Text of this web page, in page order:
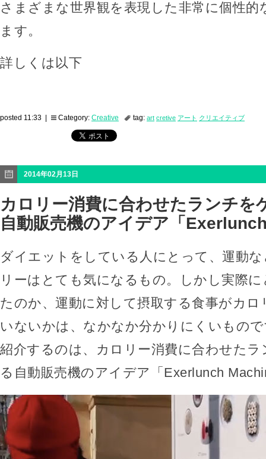
さまざまな世界観を表現した非常に個性的
ます。
詳しくは以下
posted 11:33 | Category: Creative tag: art cretive アート クリエイティブ
2014年02月13日
カロリー消費に合わせたランチを
自動販売機のアイデア「
ダイエットをしている人にとって、運動
リーはとても気になるもの。しかし実際
たのか、運動に対して摂取する食事がカロ
いないかは、なかなか分かりにくいもの
紹介するのは、カロリー消費に合わせた
る自動販売機のアイデア「Exerlunch